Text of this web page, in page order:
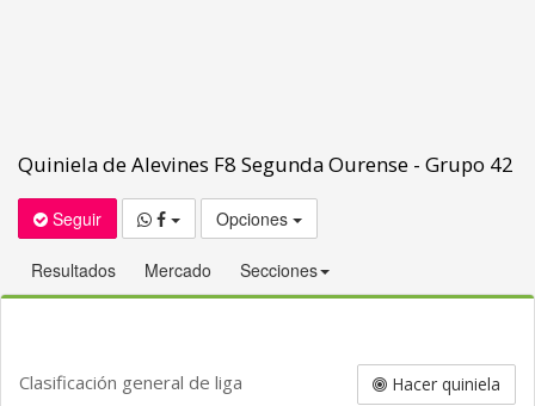
Quiniela de Alevines F8 Segunda Ourense - Grupo 42
Seguir Opciones
Resultados Mercado Secciones
Clasificación general de liga Hacer quiniela